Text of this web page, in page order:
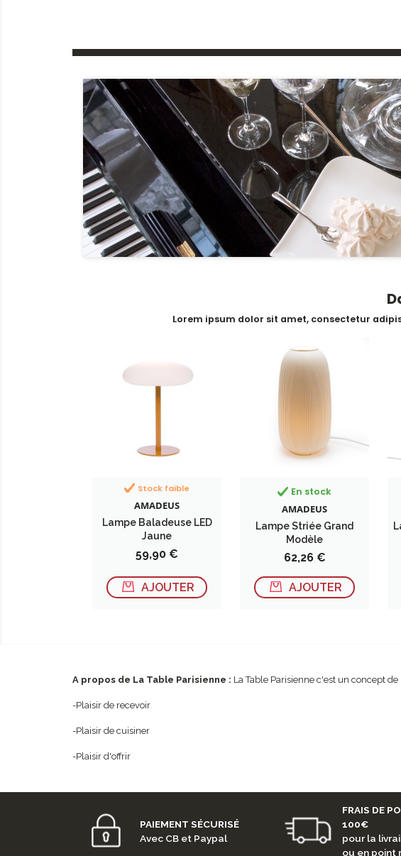
Lorem ipsum dolor sit amet, consectetur
Stock faible
AMADEUS
Lampe Baladeuse LED
Jaune
Prix
59,90 €
AJOUTER
En stock
AMADEUS
Lampe Striée Grand
Modèle
Prix
62,26 €
AJOUTER
A propos de La Table Parisienne : La Table Parisienne c'est un concept
-Plaisir de recevoir
-Plaisir de cuisiner
-Plaisir d'offrir
PAIEMENT SÉCURISÉ
Avec CB et Paypal
FRAIS DE
100€
pour la
ou en point